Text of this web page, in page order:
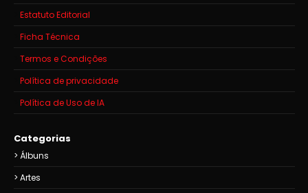
Estatuto Editorial
Ficha Técnica
Termos e Condições
Política de privacidade
Política de Uso de IA
Categorias
Álbuns
Artes